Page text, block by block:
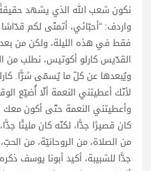
نكون شعب الله الذي يشهد حقيقةً
واردف: “أحبّائي، أتمنّى لكم
فقط في هذه الليلة، ولكن من بعد
القدّيس كارلو أكوتيس، نطلب من
ويُبعدها عن كلّ ما يُسمّى شرًّا.
لأنّك أعطيتني النعمة ألّا أُضيّع
وأعطيتني النعمة حتّى أكون معك
كان قصيرًا جدًّا، لكنّه كان مليئًا
من الصلاة، من الروحانيّة، من
جدًّا للشبيبة، أكيد أبونا يوسف